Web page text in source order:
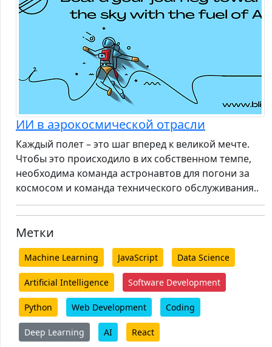
ИИ в аэрокосмической отрасли
Каждый полет – это шаг вперед к великой мечте.
Чтобы это происходило в их собственном темпе,
необходима команда астронавтов для погони за
космосом и команда технического обслуживания..
Метки
Machine Learning JavaScript Data Science
Artificial Intelligence Software Development
Python Web Development Coding
Deep Learning AI React